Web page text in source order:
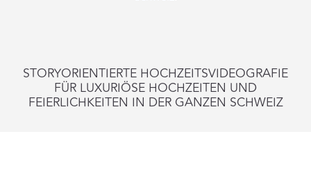
STORYORIENTIERTE HOCHZEITSVIDEOGRAFIE
FÜR LUXURIÖSE HOCHZEITEN UND
FEIERLICHKEITEN IN DER GANZEN SCHWEIZ